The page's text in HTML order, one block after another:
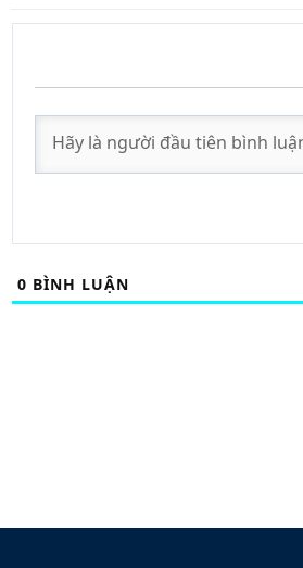
0 BÌNH LUẬN